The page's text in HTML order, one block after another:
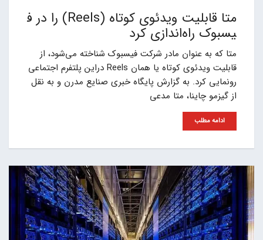
متا قابلیت ویدئوی کوتاه (Reels) را در ف
یسبوک راه‌اندازی کرد
متا که به عنوان مادر شرکت فیسبوک شناخته می‌شود، از
قابلیت ویدئوی کوتاه یا همان Reels دراین پلتفرم اجتماعی
رونمایی کرد. به گزارش پایگاه خبری صنایع مدرن و به نقل
از گیزمو چاینا، متا مدعی
ادامه مطلب